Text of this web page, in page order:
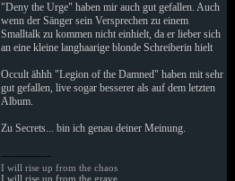
"Deny the Urge" haben mir auch gut gefallen. Auch
wenn der Sänger sein Versprechen zu einem
Smalltalk zu kommen nicht einhielt, da er lieber sich
an eine kleine langhaarige blonde Schreiberin hielt
Occult ähhh "Legion of the Damned" haben mit sehr
gut gefallen, live sogar besserer als auf dem letzten
Album.
Zu Secrets... bin ich genau deiner Meinung.
--------------
I will rise up from the chaos
I will rise up from the grave